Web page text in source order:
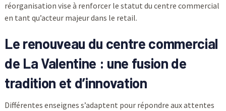
réorganisation vise à renforcer le statut du centre commercial
en tant qu’acteur majeur dans le retail.
Le renouveau du centre commercial
de La Valentine : une fusion de
tradition et d’innovation
Différentes enseignes s’adaptent pour répondre aux attentes